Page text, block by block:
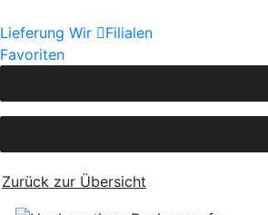
Lieferung Wir
Filialen
Favoriten
Zurück zur Übersicht